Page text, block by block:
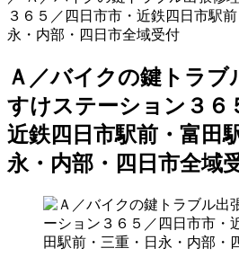
３６５／四日市市・近鉄四日市駅
永・内部・四日市全域受付
Ａ／バイクの鍵トラブ
すけステーション３６
近鉄四日市駅前・富田
永・内部・四日市全域